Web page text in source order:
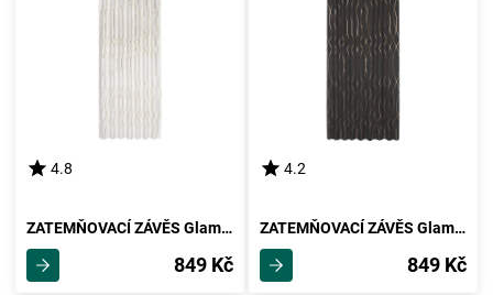
4.8
ZATEMŇOVACÍ ZÁVĚS Glamour, 140/245 Cm
849 Kč
4.2
ZATEMŇOVACÍ ZÁVĚS Glamour, 140/245 Cm
849 Kč